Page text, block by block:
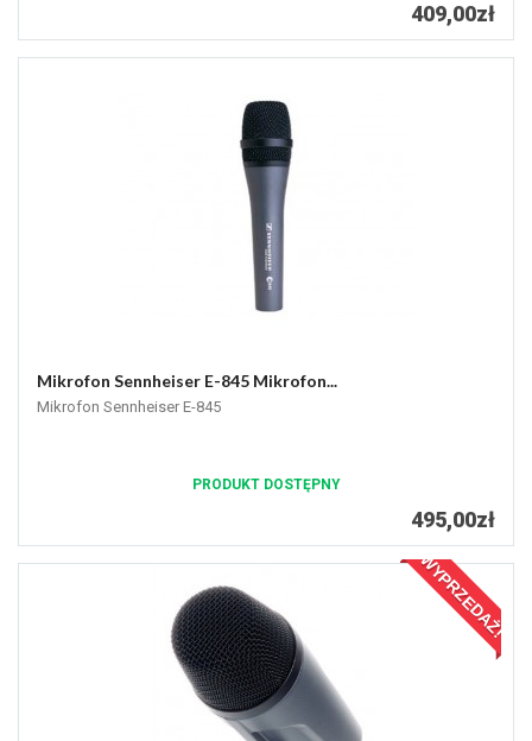
409,00zł
Mikrofon Sennheiser E-845 Mikrofon...
Mikrofon Sennheiser E-845
PRODUKT DOSTĘPNY
495,00zł
WYPRZEDAŻ!